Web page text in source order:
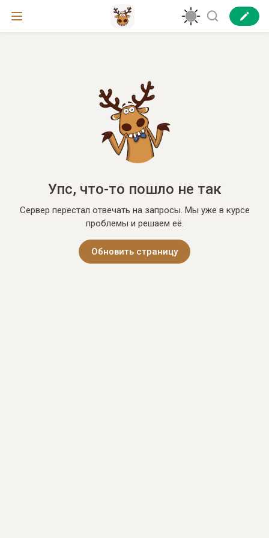
Упс, что-то пошло не так
Сервер перестал отвечать на запросы. Мы уже в курсе
проблемы и решаем её.
Обновить страницу